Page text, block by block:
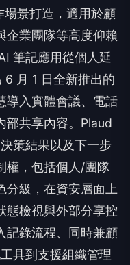
場景打造，適用於顧
企業團隊等高度仰賴
筆記應用從個人延
月 1 日全新推出的
導入實體會議、電話
部共享內容。Plaud
策結果以及下一步
權，包括個人/團隊
分級，在資安層面上
態檢視與外部分享控
記錄流程、同時兼顧
具到支援組織管理